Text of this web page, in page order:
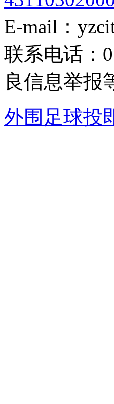
E-mail：
联系电话：
良信息举报
外围足球投